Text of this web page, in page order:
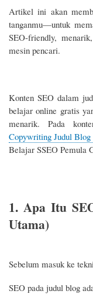
Artikel ini akan
tanganmu—untuk
SEO-friendly,
mesin pencari.
Konten SEO dalam
belajar online gratis
menarik. Pada
Copywriting Judul
Belajar SSEO Pemula
1. Apa Itu
Utama)
Sebelum masuk ke
SEO pada judul blog